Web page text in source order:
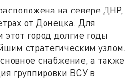
на севере ДНР,
от Донецка. Для
этот город долгие годы
стратегическим узлом.
снабжение, а также
группировки ВСУ в